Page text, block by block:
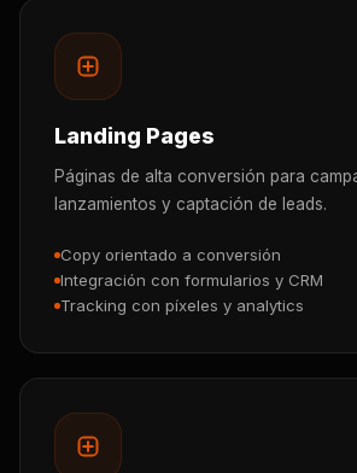
Landing Pages
Páginas de alta conversión para
lanzamientos y captación de leads.
Copy orientado a conversión
Integración con formularios y CRM
Tracking con píxeles y analytics